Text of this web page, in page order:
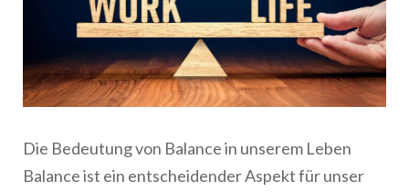
Die Bedeutung von Balance in unserem Leben
Balance ist ein entscheidender Aspekt für unser